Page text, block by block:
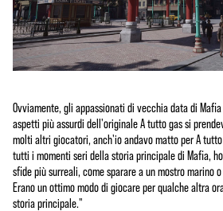
Ovviamente, gli appassionati di vecchia data di
aspetti più assurdi dell'originale A tutto gas si
molti altri giocatori, anch'io andavo matto per A
tutti i momenti seri della storia principale di Mafia,
sfide più surreali, come sparare a un mostro marino
Erano un ottimo modo di giocare per qualche altra
storia principale."